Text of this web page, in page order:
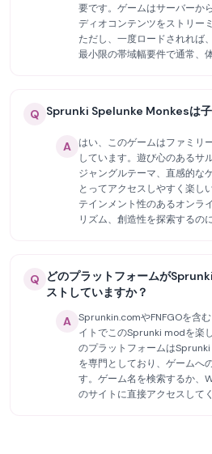
要です。ゲームはサーバーか
ディオコンテンツをストリー
ただし、一度ロードされれば
最小限の帯域幅要件で通常、
Q Sprunki Spelunke Monkesは子
A はい、このゲームはファミリ
しています。遊び心のあるサ
ジャングルテーマ、直感的な
とってアクセスしやすく楽し
テインメント性のあるオンラ
リズム、創造性を探索するの
Q
どのプラットフォームが
ストしていますか？
A Sprunkin.comやFNFGOを含
イトでこのSprunki modを楽
のプラットフォームは
を専門としており、ゲームへ
す。ゲーム名を検索するか、
のサイトに直接アクセスして